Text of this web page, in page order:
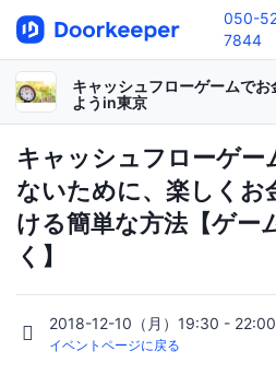
050-
7844
キャッシュフローゲームで
ようin東京
キャッシュフローゲー
ないために、楽しくお
ける簡単な方法【ゲー
く】
2018-12-10（月）19:30 - 22:00
イベントページに戻る